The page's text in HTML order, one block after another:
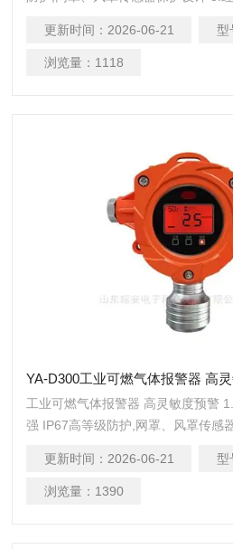
20mA，RS485，LoRa无线信号，
线通讯低功耗、免布线、抗干扰,传
更新时间： 2026-06-21 型
浏览量： 1118
YA-D300工业可燃气体报警器 高
工业可燃气体报警器 高灵敏度预警
强 IP67高等级防护,网罩、风罩传感
样 支持4-20mA，RS485，LoRa无
5.LoRa无线通讯低功耗、免布线、
更新时间： 2026-06-21 型
浏览量： 1390